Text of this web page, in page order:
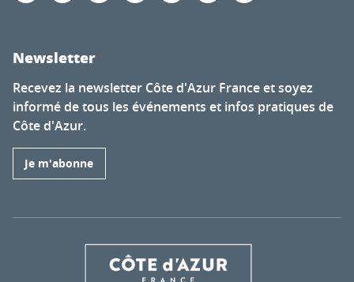
Newsletter
Recevez la newsletter Côte d'Azur France et soyez
informé de tous les événements et infos pratiques de
Côte d'Azur.
Je m'abonne